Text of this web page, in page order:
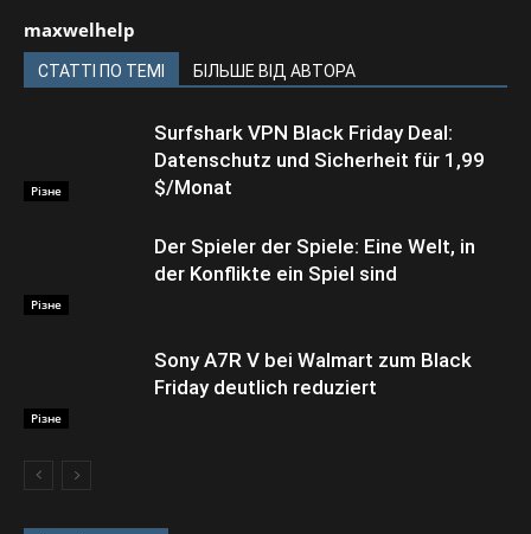
maxwelhelp
СТАТТІ ПО ТЕМІ БІЛЬШЕ ВІД АВТОРА
Різне
Surfshark VPN Black Friday Deal:
Datenschutz und Sicherheit für 1,99
$/Monat
Різне
Der Spieler der Spiele: Eine Welt, in
der Konflikte ein Spiel sind
Різне
Sony A7R V bei Walmart zum Black
Friday deutlich reduziert